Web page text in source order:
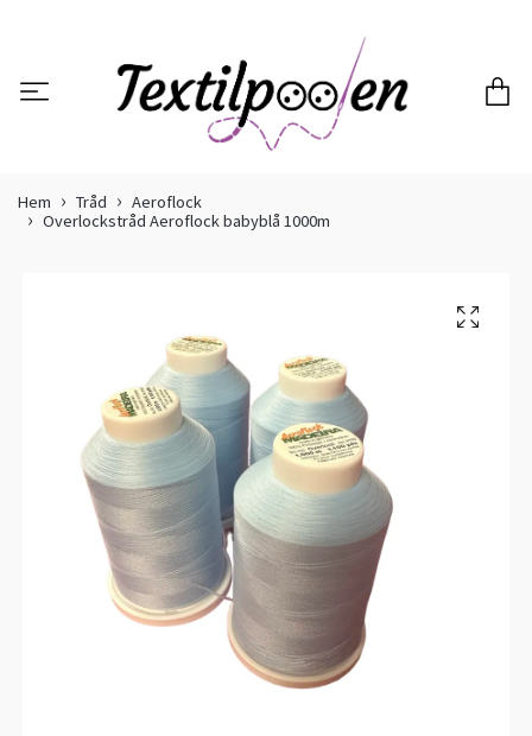
Hem Tråd
Aeroflock
Overlockstråd Aeroflock babyblå 1000m